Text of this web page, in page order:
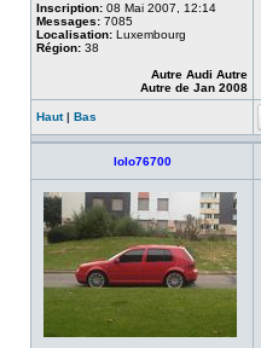
Inscription: 08 Mai 2007, 12:14
Messages: 7085
Localisation: Luxembourg
Région: 38
Autre Audi Autre
Autre de Jan 2008
Haut| Bas
lolo76700